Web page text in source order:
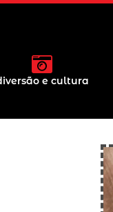
e cultura